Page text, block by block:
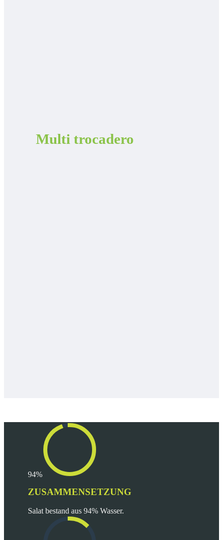
Multi trocadero
94%
ZUSAMMENSETZUNG
Salat bestand aus 94% Wasser.